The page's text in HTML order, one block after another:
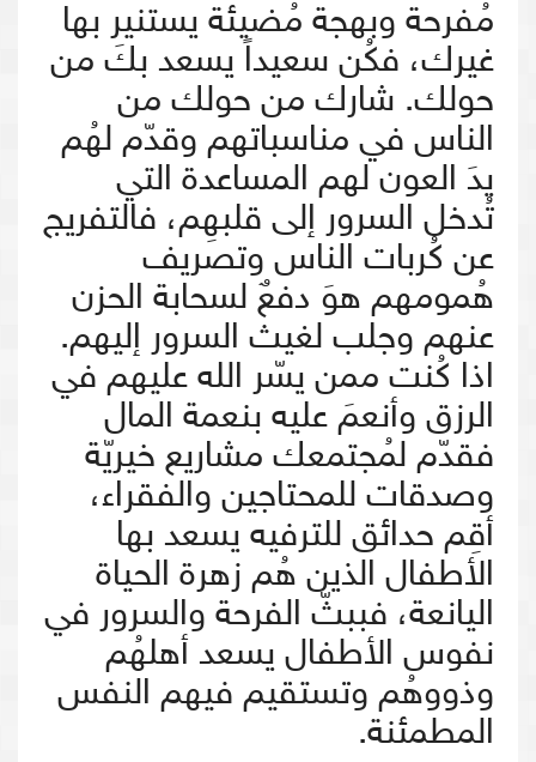
مُفرحة وبهجة مُضيئة يستنير بها
غيرك، فكُن سعيداً يسعد بكَ من
حولك. شارك من حولك من
الناس في مناسباتهم وقدّم لهُم
يدَ العون لهم المساعدة التي
تُدخل السرور إلى قلبهِم، فالتفريج
عن كُربات الناس وتصريف
هُمومهم هوَ دفعٌ لسحابة الحزن
عنهم وجلب لغيث السرور إليهم.
اذا كُنت ممن يسّر الله عليهم في
الرزق وأنعمَ عليه بنعمة المال
فقدّم لمُجتمعك مشاريع خيريّة
وصدقات للمحتاجين والفقراء،
أقِم حدائق للترفيه يسعد بها
الأطفال الذين هُم زهرة الحياة
اليانعة، فببثّ الفرحة والسرور في
نفوس الأطفال يسعد أهلهُم
وذووهُم وتستقيم فيهم النفس
المطمئنة.